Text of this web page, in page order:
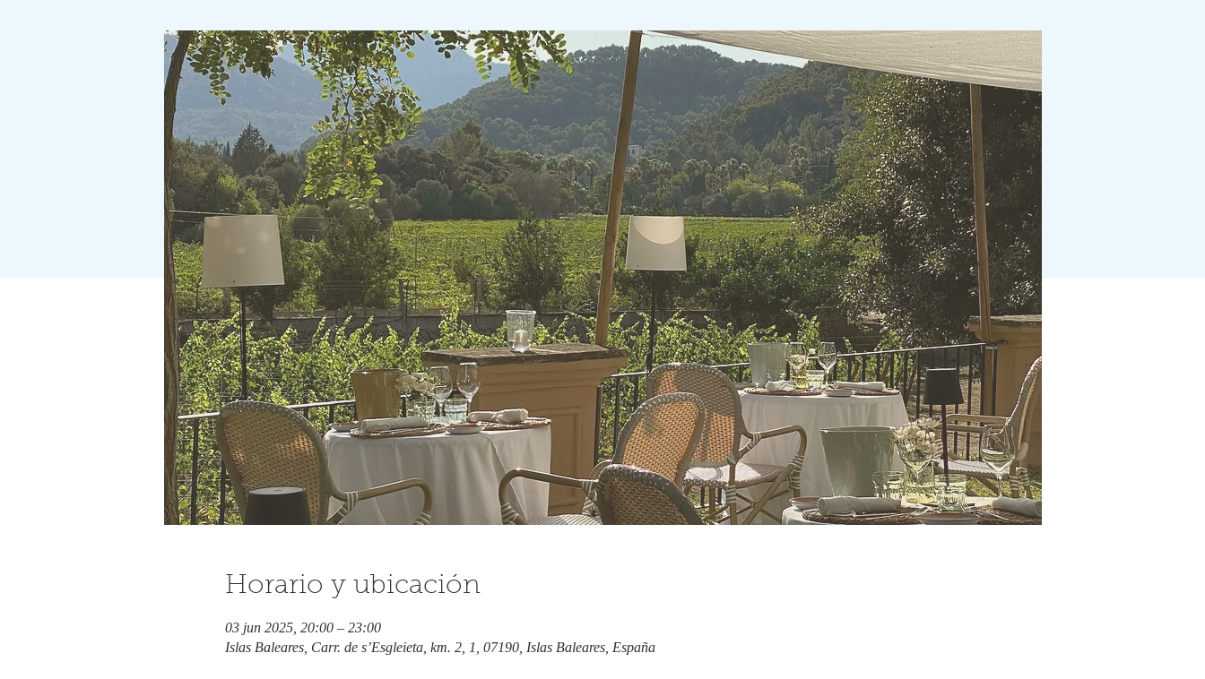
Horario y ubicación
03 jun 2025, 20:00 – 23:00
Islas Baleares, Carr. de s’Esgleieta, km. 2, 1, 07190, Islas Baleares, España